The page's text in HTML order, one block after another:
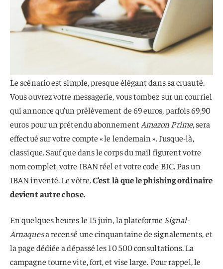
Le scénario est simple, presque élégant dans sa cruauté.
Vous ouvrez votre messagerie, vous tombez sur un courriel
qui annonce qu’un prélèvement de 69 euros, parfois 69,90
euros pour un prétendu abonnementAmazon Prime, sera
effectué sur votre compte « le lendemain ». Jusque-là,
classique. Sauf que dans le corps du mail figurent votre
nom complet, votre IBAN réel et votre code BIC. Pas un
IBAN inventé. Le vôtre.C’est là que le phishing ordinaire
devient autre chose.
En quelques heures le 15 juin, la plateforme Signal-
Arnaquesa recensé une cinquantaine de signalements, et
la page dédiée a dépassé les 10 500 consultations. La
campagne tourne vite, fort, et vise large. Pour rappel, le